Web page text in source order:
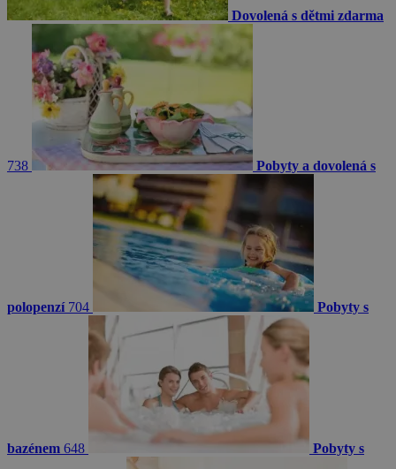
Dovolená s dětmi zdarma
738 Pobyty a dovolená s
polopenzí 704 Pobyty s
bazénem 648 Pobyty s